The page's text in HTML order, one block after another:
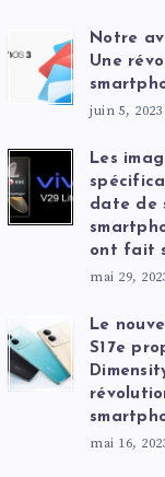
Notre
Une
juin 5, 2023
Les
date de
ont fait
mai 29,
Le
S17e
mai 16,